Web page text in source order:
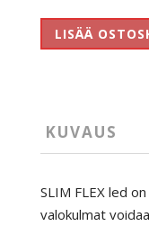
Slim
LISÄÄ
KUVAUS
SLIM FLEX led
valokulmat